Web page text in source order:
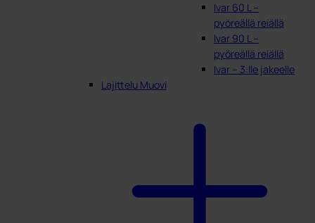
Ivar 60 L –
pyöreällä reiällä
Ivar 90 L –
pyöreällä reiällä
Ivar – 3:lle jakeelle
Lajittelu Muovi